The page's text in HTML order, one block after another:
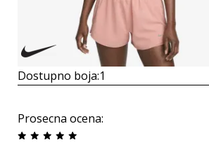
Dostupno boja:1
Prosecna ocena: